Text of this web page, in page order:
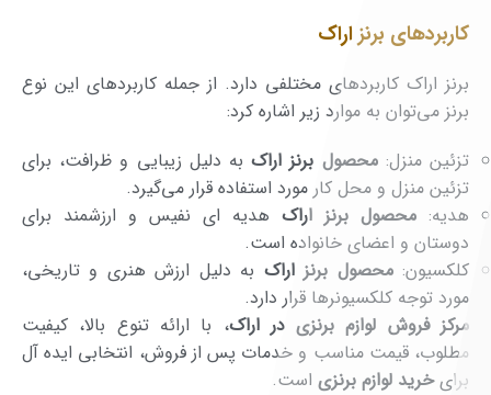
کاربردهای برنز اراک
برنز اراک کاربردهای مختلفی دارد. از جمله کاربردهای این نوع
برنز می‌توان به موارد زیر اشاره کرد:
تزئین منزل:محصول برنز اراکبه دلیل زیبایی و ظرافت، برای
تزئین منزل و محل کار مورد استفاده قرار می‌گیرد.
هدیه: محصول برنز اراکهدیه ای نفیس و ارزشمند برای
دوستان و اعضای خانواده است.
کلکسیون:محصول برنز اراک به دلیل ارزش هنری و تاریخی،
مورد توجه کلکسیونرها قرار دارد.
مرکز فروش لوازم برنزی در اراک، با ارائه تنوع بالا، کیفیت
مطلوب، قیمت مناسب و خدمات پس از فروش، انتخابی ایده آل
برایخرید لوازم برنزی است.